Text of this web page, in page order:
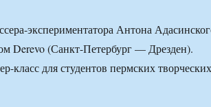
экспериментатора Антона
Derevo (Санкт-Петербург — Дрезден).
класс для студентов пермских творческих